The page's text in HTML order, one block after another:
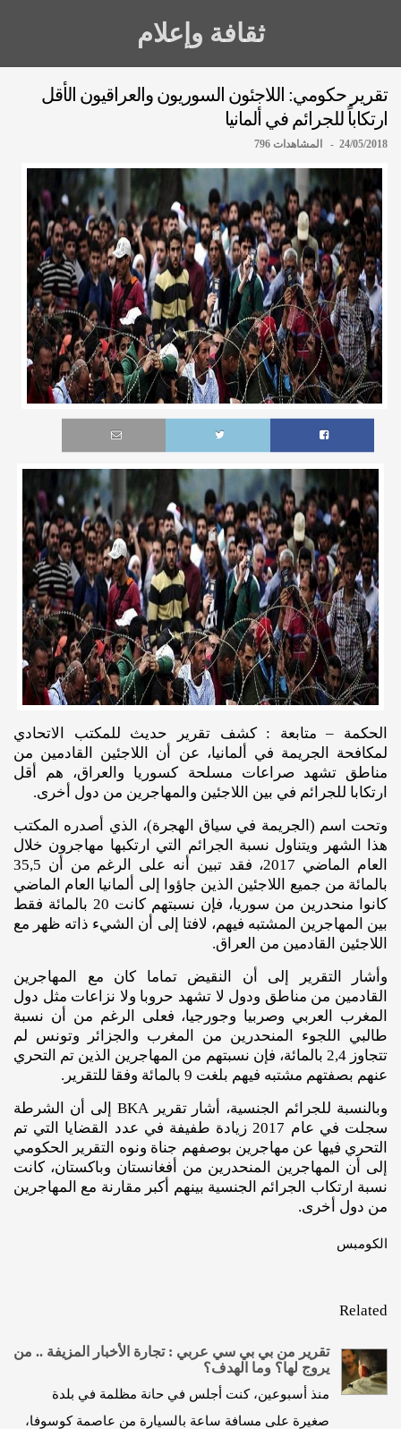
ثقافة وإعلام
تقرير حكومي: اللاجئون السوريون والعراقيون الأقل
ارتكاباً للجرائم في ألمانيا
24/05/2018 - المشاهدات 796
الحكمة – متابعة : كشف تقرير حديث للمكتب الاتحادي
لمكافحة الجريمة في ألمانيا، عن أن اللاجئين القادمين من
مناطق تشهد صراعات مسلحة كسوريا والعراق، هم أقل
ارتكابا للجرائم في بين اللاجئين والمهاجرين من دول أخرى.
وتحت اسم (الجريمة في سياق الهجرة)، الذي أصدره المكتب
هذا الشهر ويتناول نسبة الجرائم التي ارتكبها مهاجرون خلال
العام الماضي 2017، فقد تبين أنه على الرغم من أن 35,5
بالمائة من جميع اللاجئين الذين جاؤوا إلى ألمانيا العام الماضي
كانوا منحدرين من سوريا، فإن نسبتهم كانت 20 بالمائة فقط
بين المهاجرين المشتبه فيهم، لافتا إلى أن الشيء ذاته ظهر مع
اللاجئين القادمين من العراق.
وأشار التقرير إلى أن النقيض تماما كان مع المهاجرين
القادمين من مناطق ودول لا تشهد حروبا ولا نزاعات مثل دول
المغرب العربي وصربيا وجورجيا، فعلى الرغم من أن نسبة
طالبي اللجوء المنحدرين من المغرب والجزائر وتونس لم
تتجاوز 2,4 بالمائة، فإن نسبتهم من المهاجرين الذين تم التحري
عنهم بصفتهم مشتبه فيهم بلغت 9 بالمائة وفقا للتقرير.
وبالنسبة للجرائم الجنسية، أشار تقرير BKA إلى أن الشرطة
سجلت في عام 2017 زيادة طفيفة في عدد القضايا التي تم
التحري فيها عن مهاجرين بوصفهم جناة ونوه التقرير الحكومي
إلى أن المهاجرين المنحدرين من أفغانستان وباكستان، كانت
نسبة ارتكاب الجرائم الجنسية بينهم أكبر مقارنة مع المهاجرين
من دول أخرى.
الكومبس
Related
تقرير من بي بي سي عربي : تجارة الأخبار المزيفة .. من
يروج لها؟ وما الهدف؟
منذ أسبوعين، كنت أجلس في حانة مظلمة في بلدة
صغيرة على مسافة ساعة بالسيارة من عاصمة كوسوفا،